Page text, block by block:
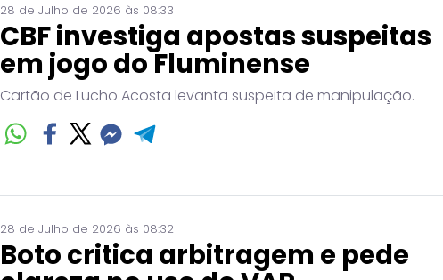
28 de Julho de 2026 às 08:33
CBF investiga apostas suspeitas
em jogo do Fluminense
Cartão de Lucho Acosta levanta suspeita de manipulação.
28 de Julho de 2026 às 08:32
Boto critica arbitragem e pede